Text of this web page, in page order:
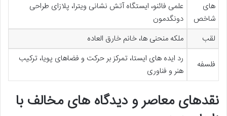
های
شاخص
علمی فائنو، ایستگاه آتش نشانی ویترا، پلازای طراحی
دونگدمون
لقب
ملکه منحنی ها، خانم خارق العاده
فلسفه
رد ایده های ایستا، تمرکز بر حرکت و فضاهای پویا، ترکیب
هنر و فناوری
نقدهای معاصر و دیدگاه های مخالف با